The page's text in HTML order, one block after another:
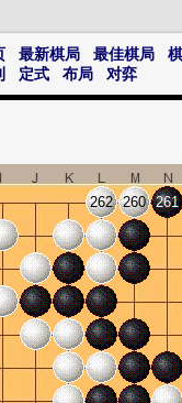
最新棋局 最佳棋局
定式 布局 对弈
260 261
262